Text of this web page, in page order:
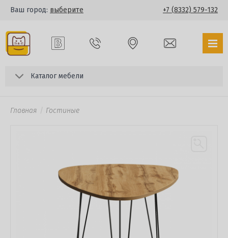
Ваш город: выберите +7 (8332) 579-132
Каталог мебели
Главная Гостиные